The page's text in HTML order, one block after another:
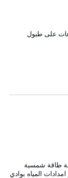
على طبول
طاقة شمسية
المياه بوادي